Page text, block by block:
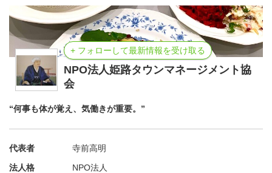
+ フォローして最新情報を受け取る
NPO法人姫路タウンマネージメント協
会
“何事も体が覚え、気働きが重要。”
代表者
寺前高明
法人格
NPO法人